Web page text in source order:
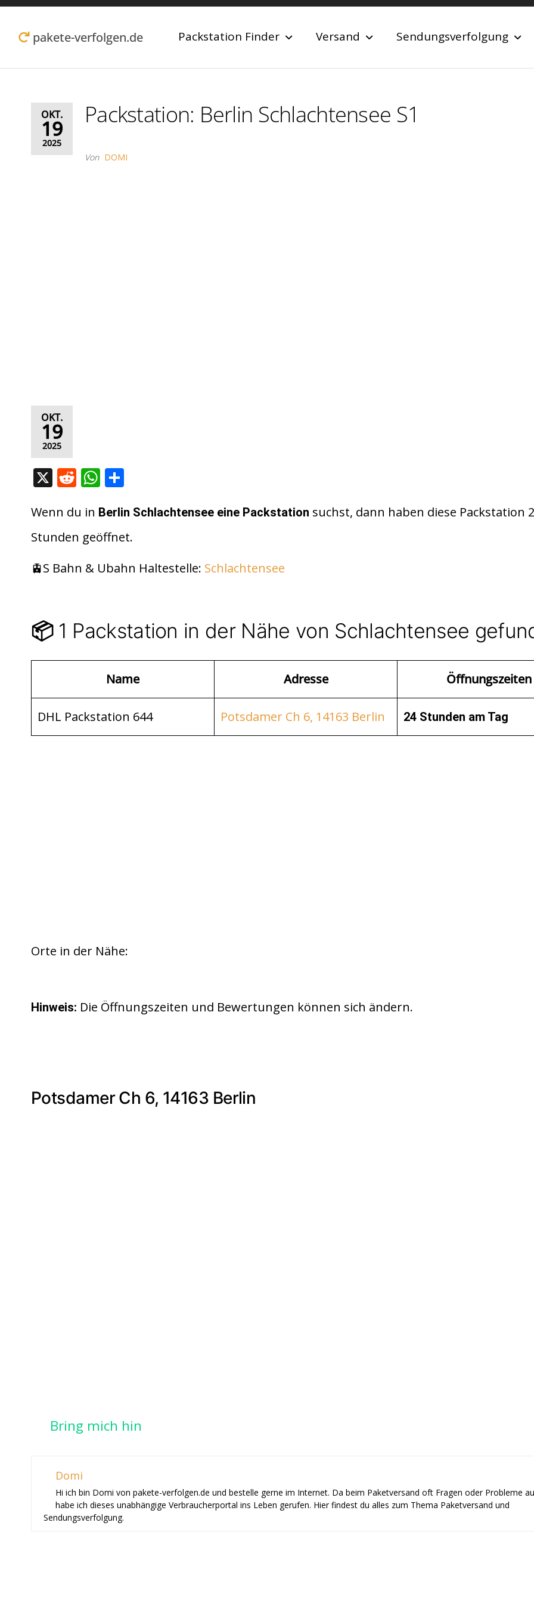
Zum
Inhalt pakete-verfolgen.de Packstation Finder Versand Sendungsverfolgung
OKT.
19
2025
Packstation: Berlin Schlachtensee S1
Von DOMI
OKT.
19
2025
X R
d
di
W
at
s
p
le
n
Wenn du in Berlin Schlachtensee eine Packstation suchst, dann haben diese Packstation
Stunden geöffnet.
🚊S Bahn & Ubahn Haltestelle: Schlachtensee
📦1 Packstation in der Nähe von Schlachtensee
Name Adresse Öffnungszeiten
DHL Packstation 644 Potsdamer Ch 6, 14163 Berlin 24 Stunden am Tag
Orte in der Nähe:
Hinweis: Die Öffnungszeiten und Bewertungen können sich ändern.
Potsdamer Ch 6, 14163 Berlin
Bring mich hin
Domi
Hi ich bin Domi von pakete-verfolgen.de und bestelle gerne im Internet. Da beim Paketversand oft Fragen oder Probleme
habe ich dieses unabhängige Verbraucherportal ins Leben gerufen. Hier findest du alles zum Thema Paketversand und
Sendungsverfolgung.